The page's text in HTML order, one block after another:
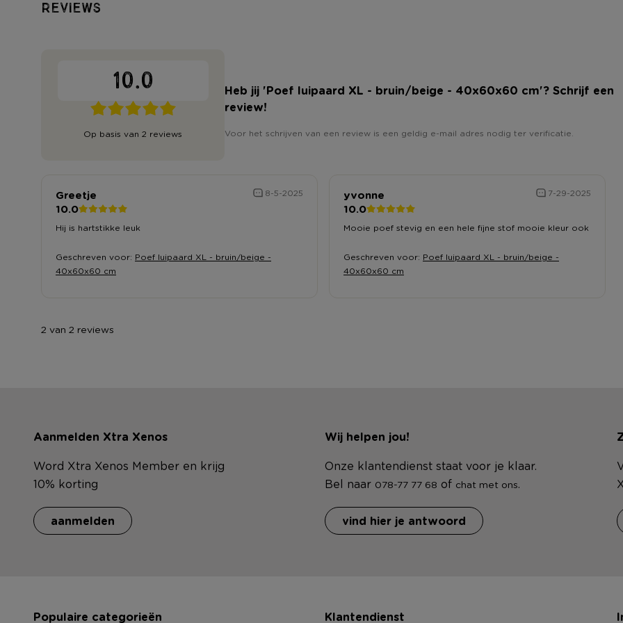
Reviews
10.0
Op basis van 2 reviews
Heb jij 'Poef luipaard XL - bruin/beige - 40x60x60 cm'? Schrijf een
review!
Voor het schrijven van een review is een geldig e-mail adres nodig ter verificatie.
Greetje 8-5-2025
10.0
Hij is hartstikke leuk
Geschreven voor: Poef luipaard XL - bruin/beige -
40x60x60 cm
yvonne 7-29-2025
10.0
Mooie poef stevig en een hele fijne stof mooie kleur ook
Geschreven voor: Poef luipaard XL - bruin/beige -
40x60x60 cm
2 van 2 reviews
Aanmelden Xtra Xenos
Word Xtra Xenos Member en krijg
10% korting
aanmelden
Wij helpen jou!
Onze klantendienst staat voor je klaar.
Bel naar 078-77 77 68 of chat met ons.
vind hier je antwoord
Populaire categorieën Klantendienst